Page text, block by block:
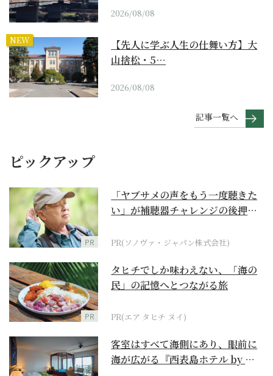
2026/08/08
NEW
【先人に学ぶ人生の仕舞い方】大
山捨松・5…
2026/08/08
記事一覧へ
ピックアップ
PR
「ヤブサメの声をもう一度聴きた
い」が補聴器チャレンジの後押し
PR(ソノヴァ・ジャパン株式会社)
PR
タヒチでしか味わえない、「海の
民」の記憶へとつながる旅
PR(エア タヒチ ヌイ)
客室はすべて海側にあり、眼前に
海が広がる『西表島ホテル by 星